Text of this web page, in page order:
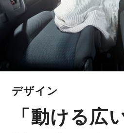
デザイン
「動ける広